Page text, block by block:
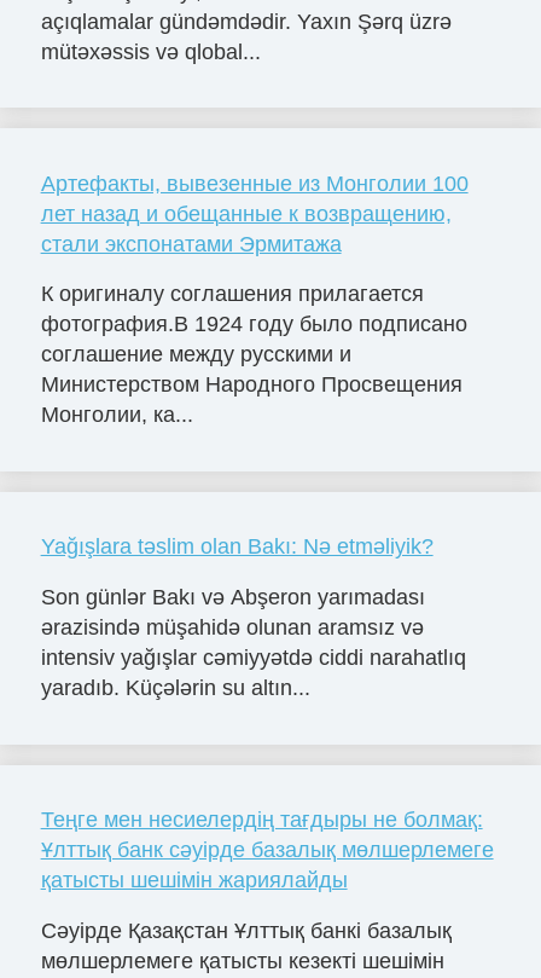
açıqlamalar gündəmdədir. Yaxın Şərq üzrə
mütəxəssis və qlobal...
Артефакты, вывезенные из Монголии 100
лет назад и обещанные к возвращению,
стали экспонатами Эрмитажа
К оригиналу соглашения прилагается
фотография.В 1924 году было подписано
соглашение между русскими и
Министерством Народного Просвещения
Монголии, ка...
Yağışlara təslim olan Bakı: Nə etməliyik?
Son günlər Bakı və Abşeron yarımadası
ərazisində müşahidə olunan aramsız və
intensiv yağışlar cəmiyyətdə ciddi narahatlıq
yaradıb. Küçələrin su altın...
Теңге мен несиелердің тағдыры не болмақ:
Ұлттық банк сәуірде базалық мөлшерлемеге
қатысты шешімін жариялайды
Сәуірде Қазақстан Ұлттық банкі базалық
мөлшерлемеге қатысты кезекті шешімін